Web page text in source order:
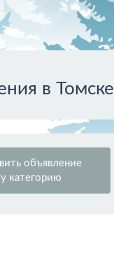
в Томске
объявление
категорию